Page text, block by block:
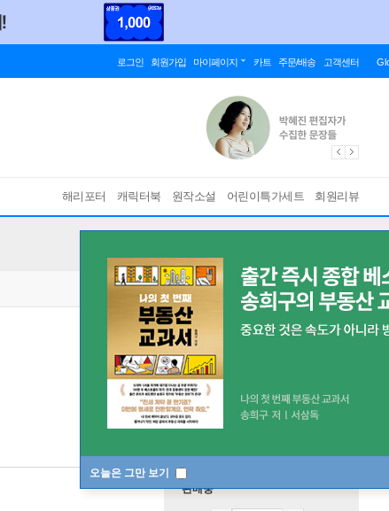
로그인 회원가입 마이페이지 카트 주문/배송 고객센터
해리포터 캐릭터북 원작소설 어린이특가세트 회원리뷰
오늘은 그만 보기
판매중